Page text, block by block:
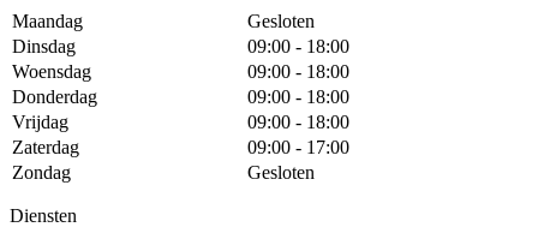
Maandag
Gesloten
Dinsdag
09:00 - 18:00
Woensdag
09:00 - 18:00
Donderdag
09:00 - 18:00
Vrijdag
09:00 - 18:00
Zaterdag
09:00 - 17:00
Zondag
Gesloten
Diensten